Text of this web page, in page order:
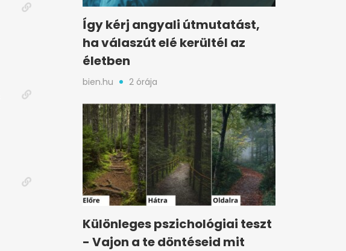
Így kérj angyali útmutatást,
ha válaszút elé kerültél az
életben
bien.hu 2 órája
Különleges pszichológiai teszt
- Vajon a te döntéseid mit